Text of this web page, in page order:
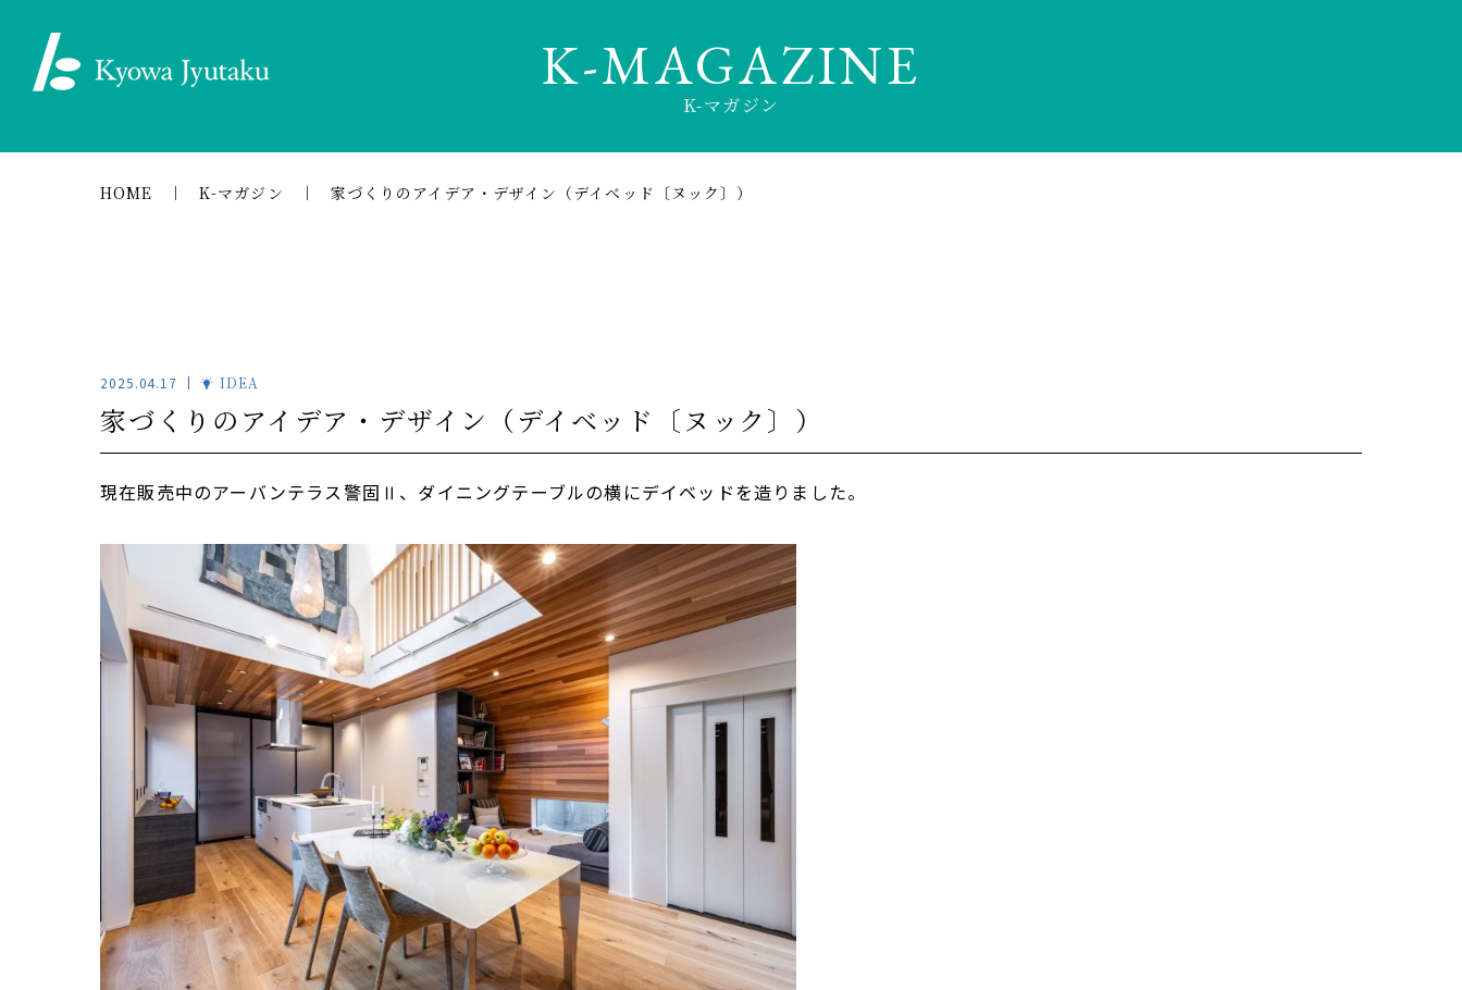
K-MAGAZINE
K-マガジン
HOME K-マガジン 家づくりのアイデア・デザイン（デイベッド〔ヌック〕）
2025.04.17 IDEA
家づくりのアイデア・デザイン（デイベッド〔ヌック〕）
現在販売中のアーバンテラス警固Ⅱ、ダイニングテーブルの横にデイベッドを造りました。